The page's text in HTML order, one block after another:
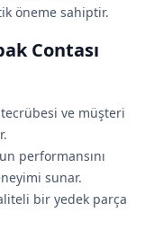
öneme sahiptir.
Contası
ve müşteri
performansını
sunar.
bir yedek parça